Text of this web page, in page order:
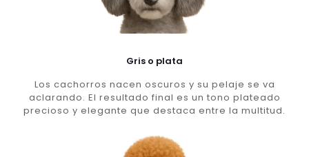
Gris o plata
Los cachorros nacen oscuros y su pelaje se va
aclarando. El resultado final es un tono plateado
precioso y elegante que destaca entre la multitud.